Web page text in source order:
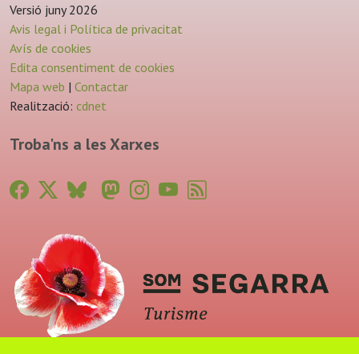
Versió juny 2026
Avis legal i Política de privacitat
Avís de cookies
Edita consentiment de cookies
Mapa web | Contactar
Realització: cdnet
Troba'ns a les Xarxes